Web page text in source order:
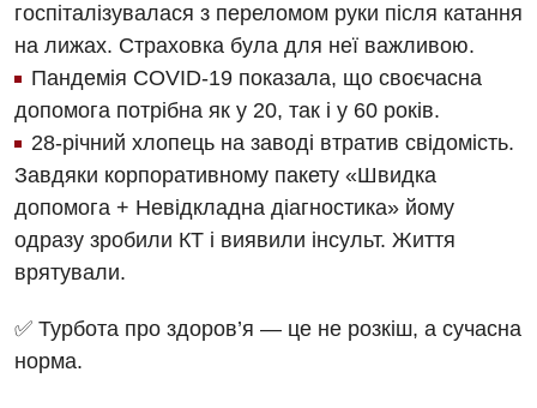
госпіталізувалася з переломом руки після катання
на лижах. Страховка була для неї важливою.
Пандемія COVID-19 показала, що своєчасна
допомога потрібна як у 20, так і у 60 років.
28-річний хлопець на заводі втратив свідомість.
Завдяки корпоративному пакету «Швидка
допомога + Невідкладна діагностика» йому
одразу зробили КТ і виявили інсульт. Життя
врятували.
✅ Турбота про здоров’я — це не розкіш, а сучасна
норма.